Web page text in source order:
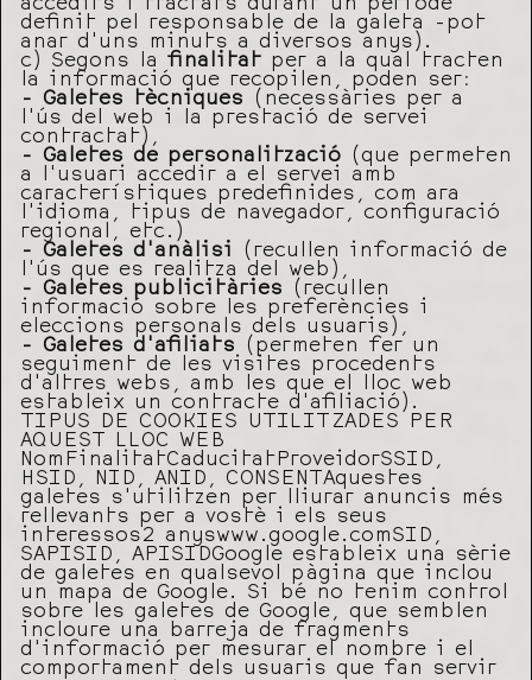
accedits i tractats durant un període
definit pel responsable de la galeta -pot
anar d’uns minuts a diversos anys).
c) Segons la finalitat per a la qual tracten
la informació que recopilen, poden ser:
– Galetes tècniques (necessàries per a
l’ús del web i la prestació de servei
contractat),
– Galetes de personalització (que permeten
a l’usuari accedir a el servei amb
característiques predefinides, com ara
l’idioma, tipus de navegador, configuració
regional, etc.)
– Galetes d’anàlisi
(recullen informació de
l’ús que es realitza del web),
– Galetes publicitàries (recullen
informació sobre les preferències i
eleccions personals dels usuaris),
– Galetes d’afiliats (permeten fer un
seguiment de les visites procedents
d’altres webs, amb les que el lloc web
estableix un contracte d’afiliació).
TIPUS DE COOKIES UTILITZADES PER
AQUEST LLOC WEB
NomFinalitatCaducitatProveidorSSID,
HSID, NID, ANID, CONSENTAquestes
galetes s’utilitzen per lliurar anuncis més
rellevants per a vostè i els seus
interessos2 anyswww.google.comSID,
SAPISID, APISIDGoogle estableix una sèrie
de galetes en qualsevol pàgina que inclou
un mapa de Google. Si bé no tenim control
sobre les galetes de Google, que semblen
incloure una barreja de fragments
d’informació per mesurar el nombre i el
comportament dels usuaris que fan servir